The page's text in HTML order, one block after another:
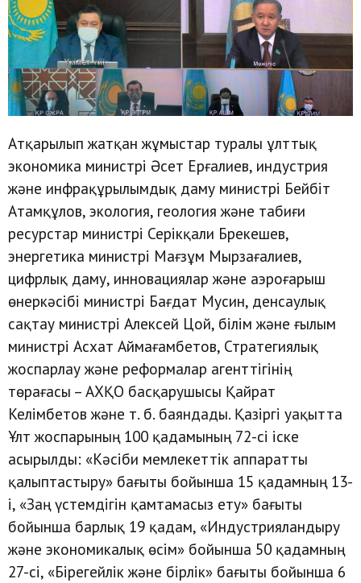
Атқарылып жатқан жұмыстар туралы ұлттық
экономика министрі Әсет Ерғалиев, индустрия
және инфрақұрылымдық даму министрі Бейбіт
Атамқұлов, экология, геология және табиғи
ресурстар министрі Серікқали Брекешев,
энергетика министрі Мағзұм Мырзағалиев,
цифрлық даму, инновациялар және аэроғарыш
өнеркәсібі министрі Бағдат Мусин, денсаулық
сақтау министрі Алексей Цой, білім және ғылым
министрі Асхат Аймағамбетов, Стратегиялық
жоспарлау және реформалар агенттігінің
төрағасы – АХҚО басқарушысы Қайрат
Келімбетов және т. б. баяндады. Қазіргі уақытта
Ұлт жоспарының 100 қадамының 72-сі іске
асырылды: «Кәсіби мемлекеттік аппаратты
қалыптастыру» бағыты бойынша 15 қадамның 13-
і, «Заң үстемдігін қамтамасыз ету» бағыты
бойынша барлық 19 қадам, «Индустрияландыру
және экономикалық өсім» бойынша 50 қадамның
27-сі, «Бірегейлік және бірлік» бағыты бойынша 6